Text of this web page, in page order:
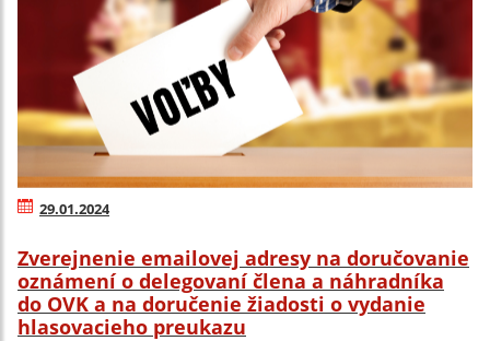
29.01.2024
Zverejnenie emailovej adresy na doručovanie
oznámení o delegovaní člena a náhradníka
do OVK a na doručenie žiadosti o vydanie
hlasovacieho preukazu